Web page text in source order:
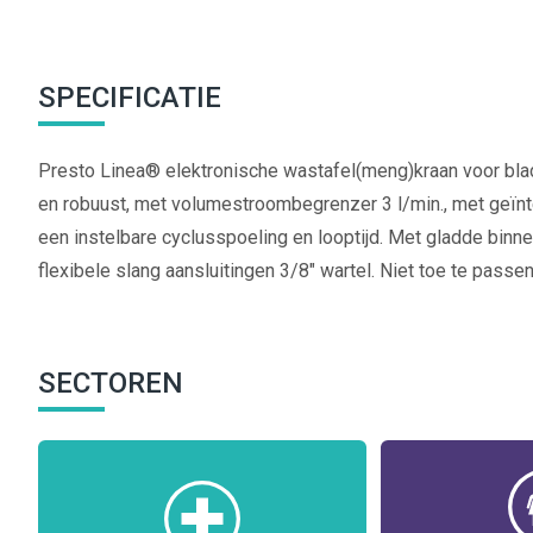
SPECIFICATIE
Presto Linea® elektronische wastafel(meng)kraan voor
en robuust, met volumestroombegrenzer 3 l/min., met
een instelbare cyclusspoeling en looptijd. Met gladde
flexibele slang aansluitingen 3/8" wartel. Niet toe te
SECTOREN